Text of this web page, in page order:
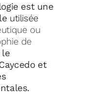
est une
utilisée
ou
de
le
et